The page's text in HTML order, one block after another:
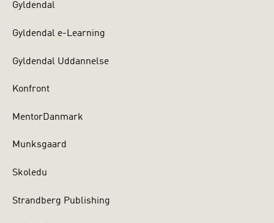
Gyldendal
Gyldendal e-Learning
Gyldendal Uddannelse
Konfront
MentorDanmark
Munksgaard
Skoledu
Strandberg Publishing